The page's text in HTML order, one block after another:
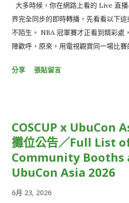
大多時候，你在網路上看的 Live 直
界完全同步的即時轉播，先看看以下
不陌生。 NBA 冠軍賽才正看到精彩處
陣歡呼，原來，用電視觀賞同一場比賽
文熱烈討論比賽結果。 就像電影被暴
年，只有你還停留在前一年。 雖然從
僅有延遲短短幾秒鐘，但在體感上，觀
「失之毫釐，差之千里」來形容再恰當
為什麼你的世界總是比別人慢幾秒？原
後，直到觀眾端螢幕出現畫面的時間差
分享 張貼留言
COSCUP x UbuCon
攤位公告／Full List
Community Booths
UbuCon Asia 2026
6月 23, 2026